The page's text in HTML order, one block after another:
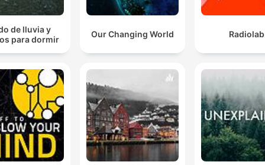
de lluvia y
para dormir
Our Changing World Radiolab